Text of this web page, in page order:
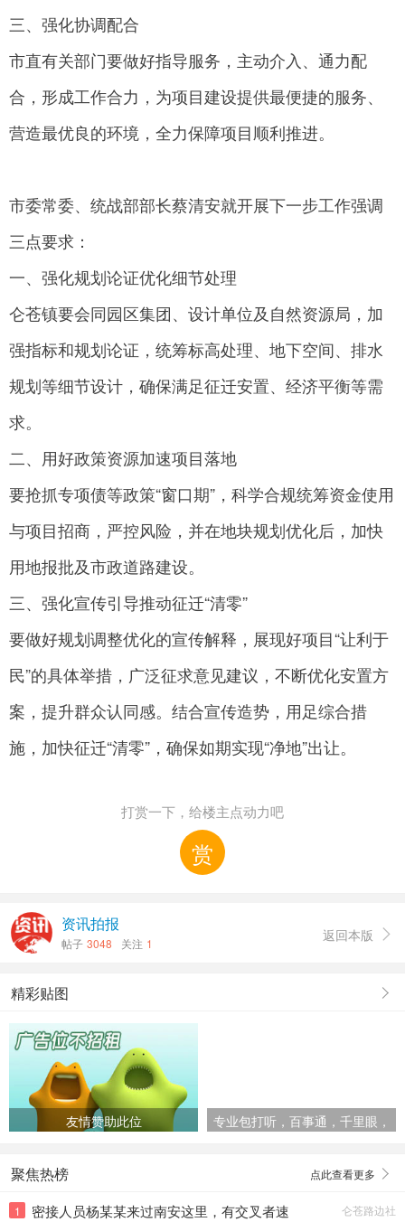
三、强化协调配合
市直有关部门要做好指导服务，主动介入、通力配
合，形成工作合力，为项目建设提供最便捷的服务、
营造最优良的环境，全力保障项目顺利推进。
市委常委、统战部部长蔡清安就开展下一步工作强调
三点要求：
一、强化规划论证优化细节处理
仑苍镇要会同园区集团、设计单位及自然资源局，加
强指标和规划论证，统筹标高处理、地下空间、排水
规划等细节设计，确保满足征迁安置、经济平衡等需
求。
二、用好政策资源加速项目落地
要抢抓专项债等政策“窗口期”，科学合规统筹资金使用
与项目招商，严控风险，并在地块规划优化后，加快
用地报批及市政道路建设。
三、强化宣传引导推动征迁“清零”
要做好规划调整优化的宣传解释，展现好项目“让利于
民”的具体举措，广泛征求意见建议，不断优化安置方
案，提升群众认同感。结合宣传造势，用足综合措
施，加快征迁“清零”，确保如期实现“净地”出让。
打赏一下，给楼主点动力吧
赏
资讯拍报
帖子 3048 关注 1 返回本版 
精彩贴图
友情赞助此位
专业包打听，百事通，千里眼，
聚焦热榜 点此查看更多
1
密接人员杨某某来过南安这里，有交叉者速
仑苍路边社